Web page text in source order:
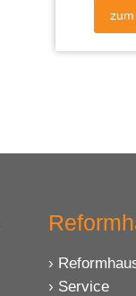
Service